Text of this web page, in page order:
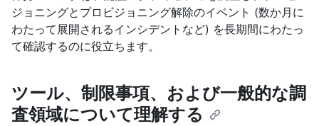
ジョニングとプロビジョニング解除のイベント (数か月に
わたって展開されるインシデントなど) を長期間にわたっ
て確認するのに役立ちます。
ツール、制限事項、および一般的な調
査領域について理解する